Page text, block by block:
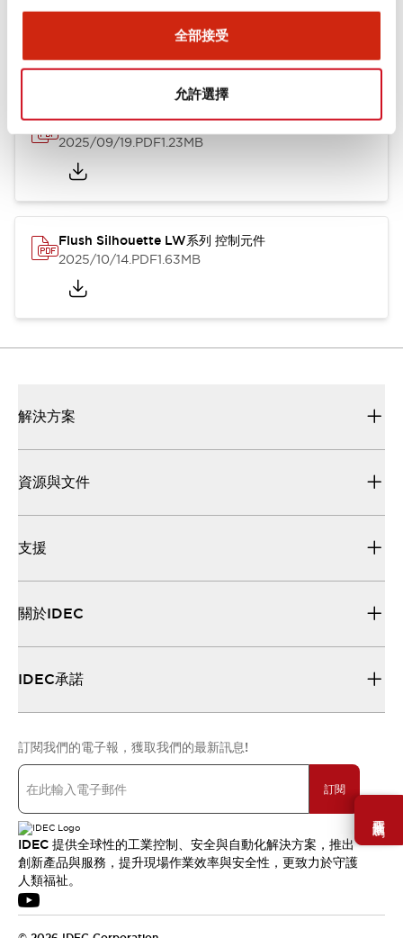
全部接受
允許選擇
需要幫助嗎？
Flush Silhouette LW系列 控制元件 (英文版)
2025/09/19.PDF1.23MB
Flush Silhouette LW系列 控制元件
2025/10/14.PDF1.63MB
解決方案
資源與文件
支援
關於IDEC
IDEC承諾
訂閱我們的電子報，獲取我們的最新訊息!
訂閱
IDEC 提供全球性的工業控制、安全與自動化解決方案，推出
創新產品與服務，提升現場作業效率與安全性，更致力於守護
人類福祉。